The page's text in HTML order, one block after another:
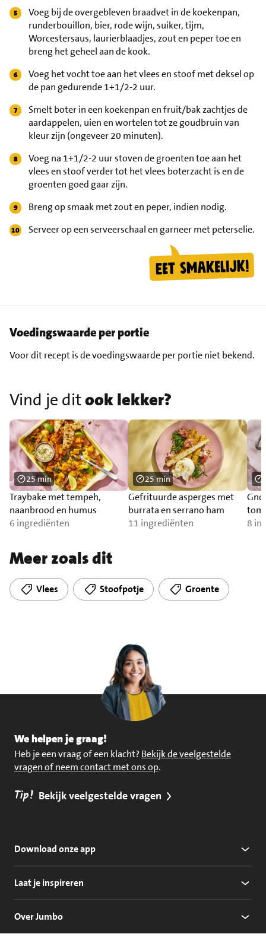
Voeg bij de overgebleven braadvet in de koekenpan,
runderbouillon, bier, rode wijn, suiker, tijm,
Worcestersaus, laurierblaadjes, zout en peper toe en
breng het geheel aan de kook.
Voeg het vocht toe aan het vlees en stoof met deksel op
de pan gedurende 1+1/2-2 uur.
Smelt boter in een koekenpan en fruit/bak zachtjes de
aardappelen, uien en wortelen tot ze goudbruin van
kleur zijn (ongeveer 20 minuten).
Voeg na 1+1/2-2 uur stoven de groenten toe aan het
vlees en stoof verder tot het vlees boterzacht is en de
groenten goed gaar zijn.
Breng op smaak met zout en peper, indien nodig.
Serveer op een serveerschaal en garneer met peterselie.
Voedingswaarde per portie
Voor dit recept is de voedingswaarde per portie niet bekend.
Vind je ditook lekker?
Traybake met tempeh,
naanbrood en humus
6 ingrediënten
25 min
Gefrituurde asperges met
burrata en serrano ham
11 ingrediënten
25 min
zalm
8
Meer zoals dit
Vlees Stoofpotje Groente
We helpen je graag!
Heb je een vraag of een klacht? Bekijk de veelgestelde
vragen of neem contact met ons op.
Tip! Bekijk veelgestelde vragen
Download onze app
Laat je inspireren
Over Jumbo